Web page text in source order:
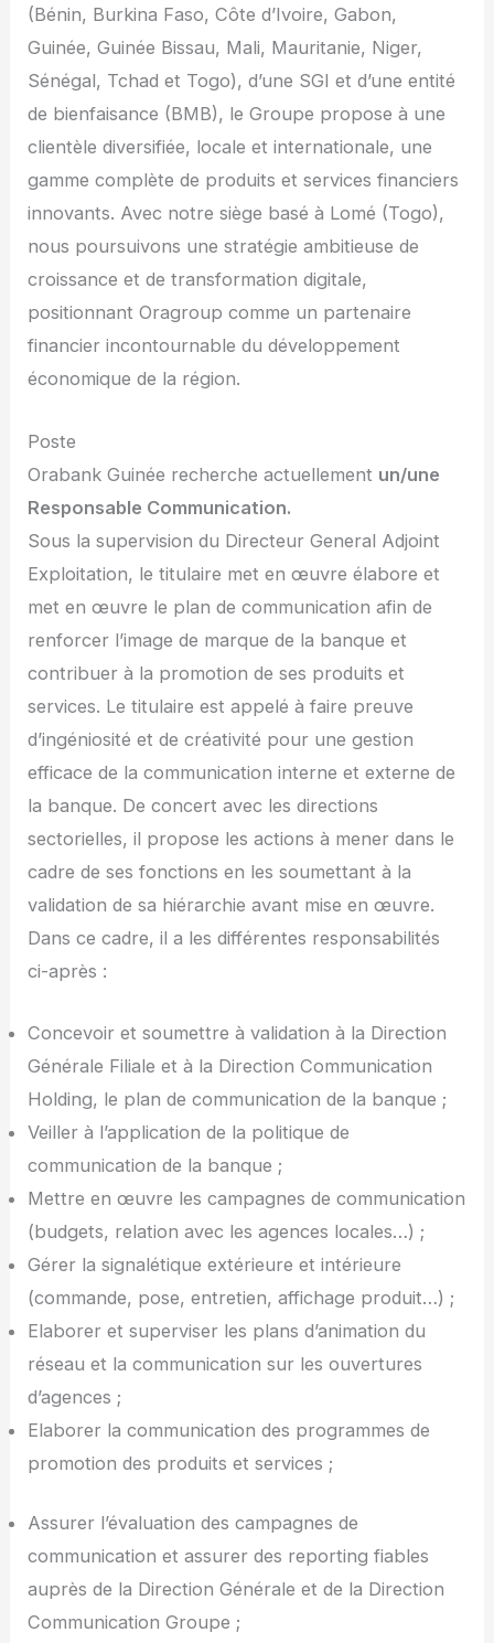
(Bénin, Burkina Faso, Côte d’Ivoire, Gabon,
Guinée, Guinée Bissau, Mali, Mauritanie, Niger,
Sénégal, Tchad et Togo), d’une SGI et d’une entité
de bienfaisance (BMB), le Groupe propose à une
clientèle diversifiée, locale et internationale, une
gamme complète de produits et services financiers
innovants. Avec notre siège basé à Lomé (Togo),
nous poursuivons une stratégie ambitieuse de
croissance et de transformation digitale,
positionnant Oragroup comme un partenaire
financier incontournable du développement
économique de la région.
Poste
Orabank Guinée recherche actuellement un/une
Responsable Communication.
Sous la supervision du Directeur General Adjoint
Exploitation, le titulaire met en œuvre élabore et
met en œuvre le plan de communication afin de
renforcer l’image de marque de la banque et
contribuer à la promotion de ses produits et
services. Le titulaire est appelé à faire preuve
d’ingéniosité et de créativité pour une gestion
efficace de la communication interne et externe de
la banque. De concert avec les directions
sectorielles, il propose les actions à mener dans le
cadre de ses fonctions en les soumettant à la
validation de sa hiérarchie avant mise en œuvre.
Dans ce cadre, il a les différentes responsabilités
ci-après :
Concevoir et soumettre à validation à la Direction
Générale Filiale et à la Direction Communication
Holding, le plan de communication de la banque ;
Veiller à l’application de la politique de
communication de la banque ;
Mettre en œuvre les campagnes de communication
(budgets, relation avec les agences locales…) ;
Gérer la signalétique extérieure et intérieure
(commande, pose, entretien, affichage produit…) ;
Elaborer et superviser les plans d’animation du
réseau et la communication sur les ouvertures
d’agences ;
Elaborer la communication des programmes de
promotion des produits et services ;
Assurer l’évaluation des campagnes de
communication et assurer des reporting fiables
auprès de la Direction Générale et de la Direction
Communication Groupe ;